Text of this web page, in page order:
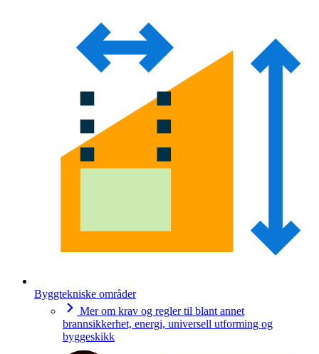
Byggtekniske områder
Mer om krav og regler til blant annet
brannsikkerhet, energi, universell utforming og
byggeskikk